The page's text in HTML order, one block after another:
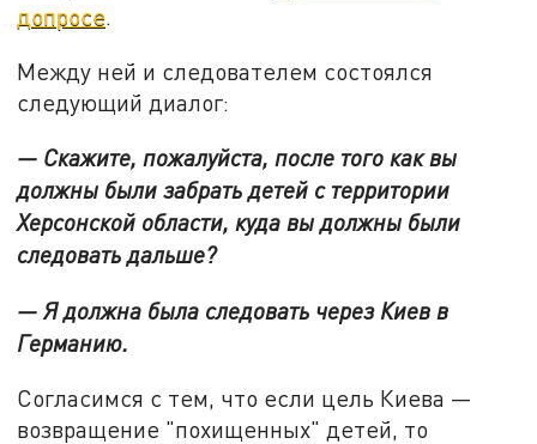
допросе.
Между ней и следователем состоялся
следующий диалог:
— Скажите, пожалуйста, после того как вы
должны были забрать детей с территории
Херсонской области, куда вы должны были
следовать дальше?
— Я должна была следовать через Киев в
Германию.
Согласимся с тем, что если цель Киева —
возвращение "похищенных" детей, то